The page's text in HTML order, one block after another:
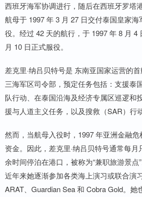
西班牙海军协调进行，随后在西班牙罗塔
航母于 1997 年 3 月 27 日交付泰国皇家
役。经过 42 天的航行，于 1997 年 8 月 4
月 10 日正式服役。
差克里·纳吕贝特号是 东南亚国家运营的
三海军区司令部，预定任务包括：支援泰
队行动、在泰国沿海及经济专属区巡逻和
援与人道主义任务，以及搜救（SAR）行动
然而，当航母入役时，1997 年亚洲金融
资金。因此，差克里·纳吕贝特号通常每
余时间停泊在港口，被称为“兼职旅游景点
近年来她逐渐参加各类海上演习或联合演
ARAT、Guardian Sea 和 Cobra Gold。她